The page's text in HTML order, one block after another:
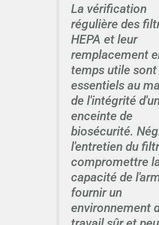
La vérification
régulière des
HEPA et leur
remplacement
temps utile sont
essentiels au
de l'intégrité
enceinte de
biosécurité.
l'entretien du
compromettre
capacité de
fournir un
environnement